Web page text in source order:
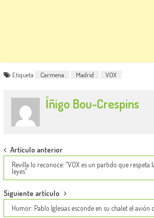
Etiqueta Carmena Madrid VOX
Íñigo Bou-Crespins
Post
navigation
Artículo anterior
Revilla lo reconoce: “VOX es un partido que respeta
leyes”
Siguiente artículo
Humor: Pablo Iglesias esconde en su chalet el avión